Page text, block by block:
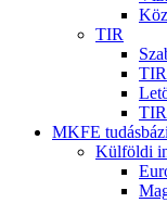
TIR
MKFE
Külföldi